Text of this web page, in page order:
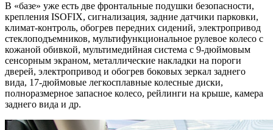
В «базе» уже есть две фронтальные подушки безопасности,
крепления ISOFIX, сигнализация, задние датчики парковки,
климат-контроль, обогрев передних сидений, электропривод
стеклоподъемников, мультифункциональное рулевое колесо с
кожаной обивкой, мультимедийная система с 9-дюймовым
сенсорным экраном, металлические накладки на пороги
дверей, электропривод и обогрев боковых зеркал заднего
вида, 17-дюймовые легкосплавные колесные диски,
полноразмерное запасное колесо, рейлинги на крыше, камера
заднего вида и др.